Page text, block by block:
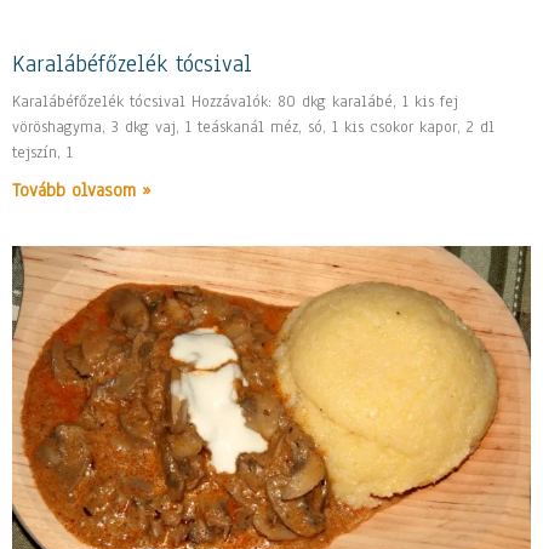
Karalábéfőzelék tócsival
Karalábéfőzelék tócsival Hozzávalók: 80 dkg karalábé, 1 kis fej
vöröshagyma, 3 dkg vaj, 1 teáskanál méz, só, 1 kis csokor kapor, 2 dl
tejszín, 1
Tovább olvasom »